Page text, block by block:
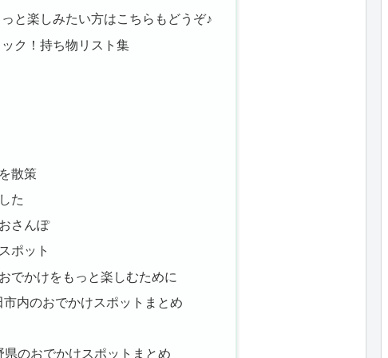
と楽しみたい方はこちらもどうぞ♪
ク！持ち物リスト集
散策
た
さんぽ
ポット
でかけをもっと楽しむために
内のおでかけスポットまとめ
のおでかけスポットまとめ